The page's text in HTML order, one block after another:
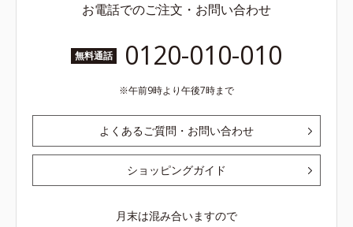
お電話でのご注文・お問い合わせ
無料通話 0120-010-010
午前9時より午後7時まで
よくあるご質問・お問い合わせ
ショッピングガイド
月末は混み合いますので